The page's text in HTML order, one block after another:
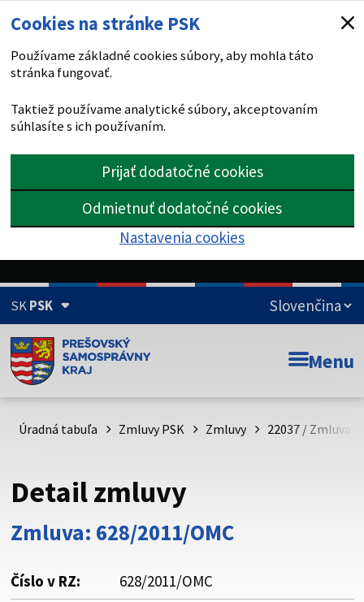
Cookies na stránke PSK
Používame základné cookies súbory, aby mohla táto
stránka fungovať.
Taktiež používame analytické súbory, akceptovaním
súhlasíte s ich používaním.
Prijať dodatočné cookies
Odmietnuť dodatočné cookies
Nastavenia cookies
SKPSK
Doména psk.sk je oficiálna
Toto je oficiálna webová stránka Prešovského
psk.sk.
Buďte pozorní a vždy sa uistite, že zdieľate informácie iba
cez zabezpečenú webovú stránku. Zabezpečená stránka
vždy začína https:// pred názvom domény webového sídla.
Menu
Úradná tabuľa Zmluvy PSK Zmluvy 22037 / Zmluva
Detail zmluvy
Zmluva: 628/2011/OMC
Číslo v RZ:
628/2011/OMC